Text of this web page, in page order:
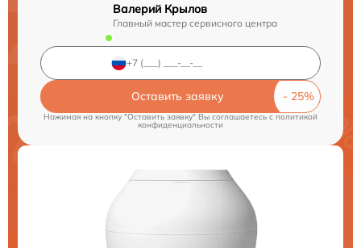
Валерий Крылов
Главный мастер сервисного центра
Оставить заявку
Нажимая на кнопку "Оставить заявку" Вы соглашаетесь cполитикой
конфиденциальности